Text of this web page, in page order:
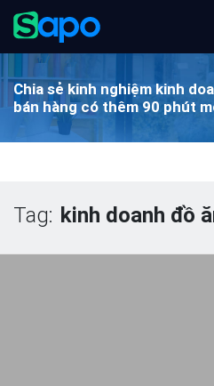
Chia sẻ kinh nghiệm kinh
bán hàng có thêm 90 phút
Tag: kinh doanh đồ